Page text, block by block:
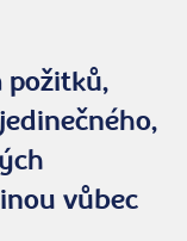
požitků,
vůbec